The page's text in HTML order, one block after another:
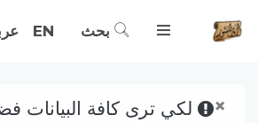
بحث EN
× لكي ترى كافة البيانات